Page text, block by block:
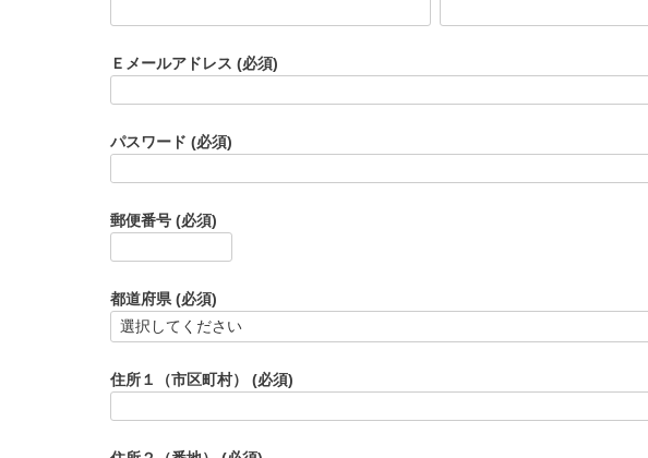
Ｅメールアドレス (必須)
パスワード (必須)
郵便番号 (必須)
都道府県(必須)
住所１（市区町村） (必須)